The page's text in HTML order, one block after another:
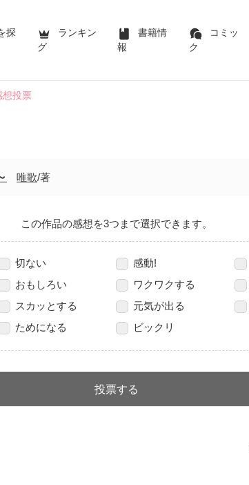
探
ランキン
グ
書籍情
報
コミッ
ク
想投票
唯歌/著
この作品の感想を3つまで選択できます。
切ない 感動!
おもしろい ワクワクする
スカッとする 元気が出る
ためになる ビックリ